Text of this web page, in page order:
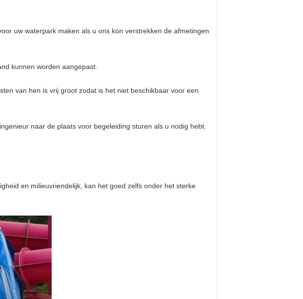
uw waterpark maken als u ons kon verstrekken de afmetingen
kunnen worden aangepast.
van hen is vrij groot zodat is het niet beschikbaar voor een
naar de plaats voor begeleiding sturen als u nodig hebt.
en milieuvriendelijk, kan het goed zelfs onder het sterke